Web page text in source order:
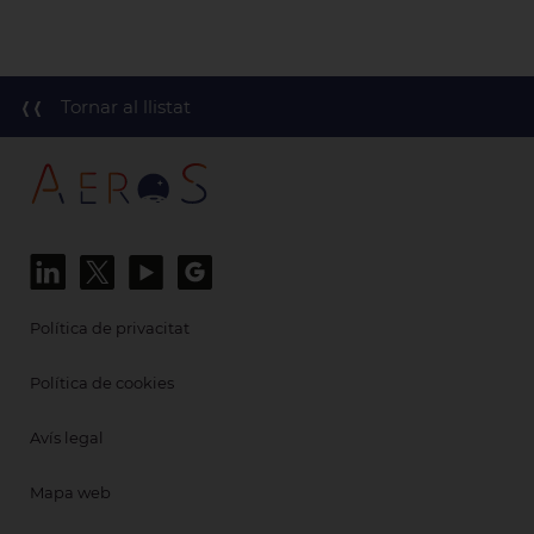
Tornar al llistat
Política de privacitat
Política de cookies
Avís legal
Mapa web